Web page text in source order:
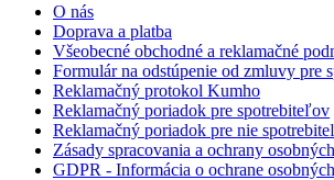
O nás
Doprava a platba
Všeobecné obchodné a reklamačné
Formulár na odstúpenie od zmluvy pre
Reklamačný protokol Kumho
Reklamačný poriadok pre spotrebiteľov
Reklamačný poriadok pre nie
Zásady spracovania a ochrany
GDPR - Informácia o ochrane